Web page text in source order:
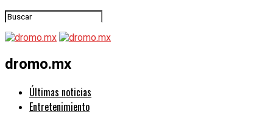
dromo.mx
Últimas noticias
Entretenimiento